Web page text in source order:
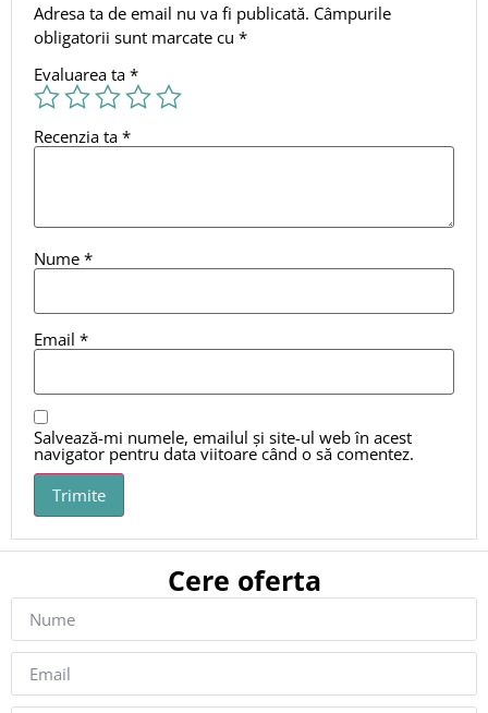
Adresa ta de email nu va fi publicată. Câmpurile
obligatorii sunt marcate cu *
Evaluarea ta *
Recenzia ta *
Nume *
Email *
Salvează-mi numele, emailul și site-ul web în acest
navigator pentru data viitoare când o să comentez.
Cere oferta